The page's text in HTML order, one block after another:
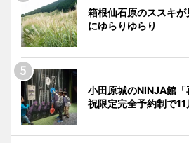
箱根仙石原のススキ
にゆらりゆらり
小田原城のNINJA館
祝限定完全予約制で11